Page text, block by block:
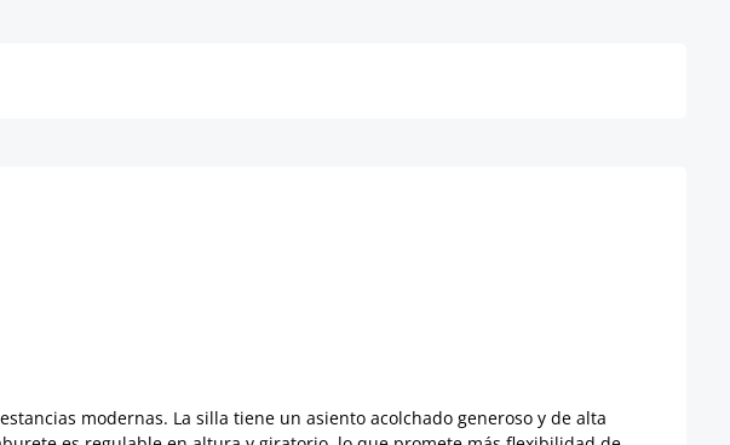
modernas. La silla tiene un asiento acolchado generoso y de alta